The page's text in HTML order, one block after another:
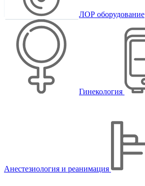
ЛОР оборудование
Гинекология
Анестезиология и реанимация